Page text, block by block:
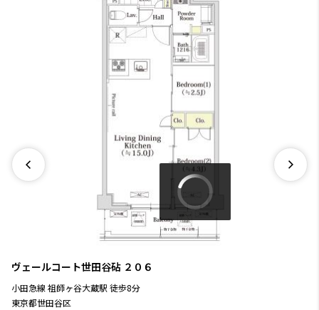
ヴェールコート世田谷砧 ２０６
小田急線 祖師ヶ谷大蔵駅 徒歩8分
東京都世田谷区